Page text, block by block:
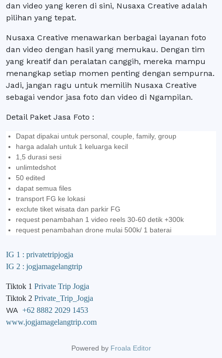
dan video yang keren di sini, Nusaxa Creative adalah
pilihan yang tepat.
Nusaxa Creative menawarkan berbagai layanan foto
dan video dengan hasil yang memukau. Dengan tim
yang kreatif dan peralatan canggih, mereka mampu
menangkap setiap momen penting dengan sempurna.
Jadi, jangan ragu untuk memilih Nusaxa Creative
sebagai vendor jasa foto dan video di Ngampilan.
Detail Paket Jasa Foto :
Dapat dipakai untuk personal, couple, family, group
harga adalah untuk 1 keluarga kecil
1,5 durasi sesi
unlimtedshot
50 edited
dapat semua files
transport FG ke lokasi
exclute tiket wisata dan parkir FG
request penambahan 1 video reels 30-60 detik +300k
request penambahan drone mulai 500k/ 1 baterai
IG 1 : privatetripjogja
IG 2 : jogjamagelangtrip
Tiktok 1 Private Trip Jogja
Tiktok 2 Private_Trip_Jogja
WA +62 8882 2029 1453
www.jogjamagelangtrip.com
Powered by Froala Editor